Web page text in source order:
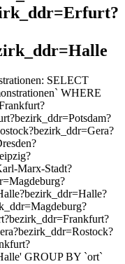
SELECT
WHERE
Marx-Stadt?
GROUP BY `ort`